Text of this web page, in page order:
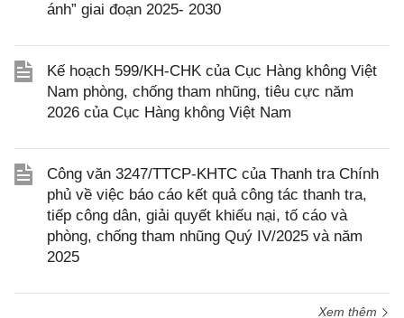
ánh” giai đoạn 2025- 2030
Kế hoạch 599/KH-CHK của Cục Hàng không Việt
Nam phòng, chống tham nhũng, tiêu cực năm
2026 của Cục Hàng không Việt Nam
Công văn 3247/TTCP-KHTC của Thanh tra Chính
phủ về việc báo cáo kết quả công tác thanh tra,
tiếp công dân, giải quyết khiếu nại, tố cáo và
phòng, chống tham nhũng Quý IV/2025 và năm
2025
Xem thêm